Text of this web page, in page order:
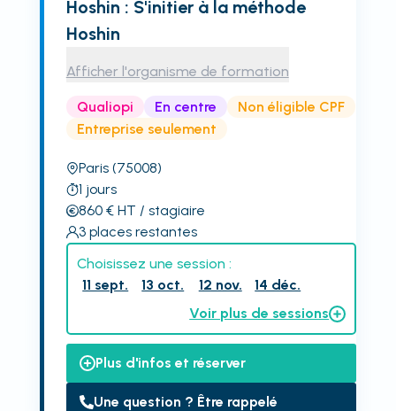
Hoshin : S'initier à la méthode
Hoshin
Afficher l'organisme de formation
Qualiopi En centre
Non éligible CPF
Entreprise seulement
Paris (75008)
1 jours
860€ HT / stagiaire
3 places restantes
Choisissez une session :
11 sept.
13 oct. 12 nov.
14 déc.
Voir plus de sessions
Plus d'infos et réserver
Une question ? Être rappelé